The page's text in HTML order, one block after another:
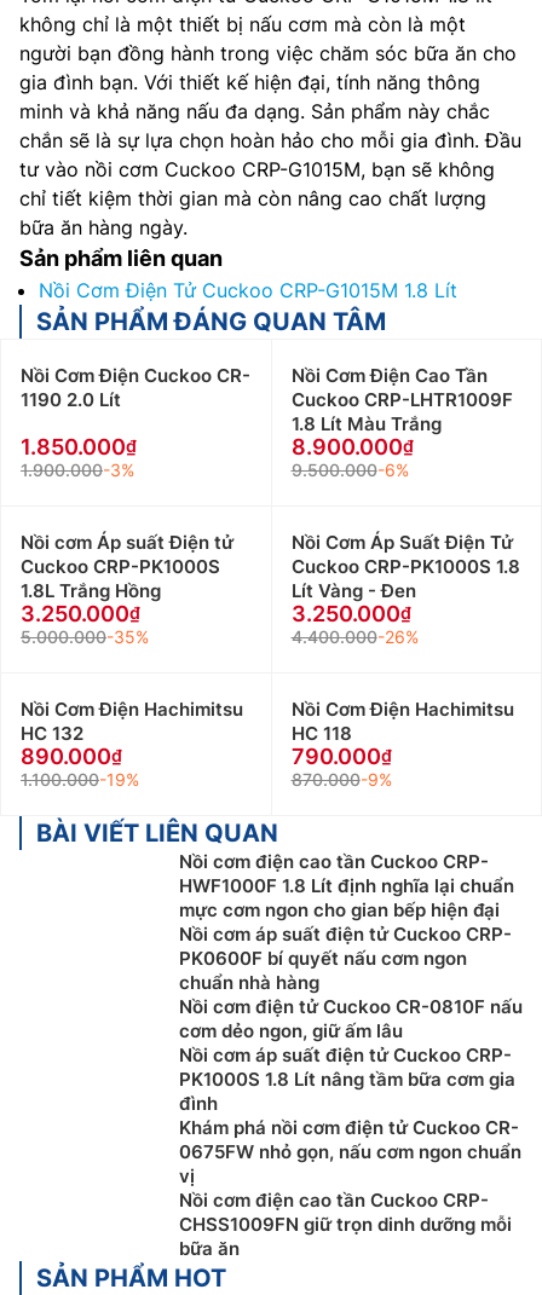
không chỉ là một thiết bị nấu cơm mà còn là một
người bạn đồng hành trong việc chăm sóc bữa ăn cho
gia đình bạn. Với thiết kế hiện đại, tính năng thông
minh và khả năng nấu đa dạng. Sản phẩm này chắc
chắn sẽ là sự lựa chọn hoàn hảo cho mỗi gia đình. Đầu
tư vào nồi cơm Cuckoo CRP-G1015M, bạn sẽ không
chỉ tiết kiệm thời gian mà còn nâng cao chất lượng
bữa ăn hàng ngày.
Sản phẩm liên quan
Nồi Cơm Điện Tử Cuckoo CRP-G1015M 1.8 Lít
SẢN PHẨM ĐÁNG QUAN TÂM
Nồi Cơm Điện Cuckoo CR-
1190 2.0 Lít
1.850.000
1.900.000-3%
Nồi Cơm Điện Cao Tần
Cuckoo CRP-LHTR1009F
1.8 Lít Màu Trắng
8.900.000
9.500.000-6%
Nồi cơm Áp suất Điện tử
Cuckoo CRP-PK1000S
1.8L Trắng Hồng
3.250.000
5.000.000-35%
Nồi Cơm Áp Suất Điện Tử
Cuckoo CRP-PK1000S 1.8
Lít Vàng - Đen
3.250.000
4.400.000-26%
Nồi Cơm Điện Hachimitsu
HC 132
890.000
1.100.000-19%
Nồi Cơm Điện Hachimitsu
HC 118
790.000
870.000-9%
BÀI VIẾT LIÊN QUAN
Nồi cơm điện cao tần Cuckoo CRP-
HWF1000F 1.8 Lít định nghĩa lại chuẩn
mực cơm ngon cho gian bếp hiện đại
Nồi cơm áp suất điện tử Cuckoo CRP-
PK0600F bí quyết nấu cơm ngon
chuẩn nhà hàng
Nồi cơm điện tử Cuckoo CR-0810F nấu
cơm dẻo ngon, giữ ấm lâu
Nồi cơm áp suất điện tử Cuckoo CRP-
PK1000S 1.8 Lít nâng tầm bữa cơm gia
đình
Khám phá nồi cơm điện tử Cuckoo CR-
0675FW nhỏ gọn, nấu cơm ngon chuẩn
vị
Nồi cơm điện cao tần Cuckoo CRP-
CHSS1009FN giữ trọn dinh dưỡng mỗi
bữa ăn
SẢN PHẨM HOT